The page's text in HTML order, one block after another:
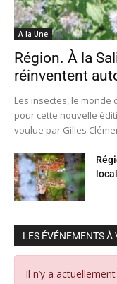
A la Une
Région. À la
réinventent
Les insectes, le monde
pour cette nouvelle
voulue par Gilles
LES ÉVÉNEMENTS À
Il n’y a